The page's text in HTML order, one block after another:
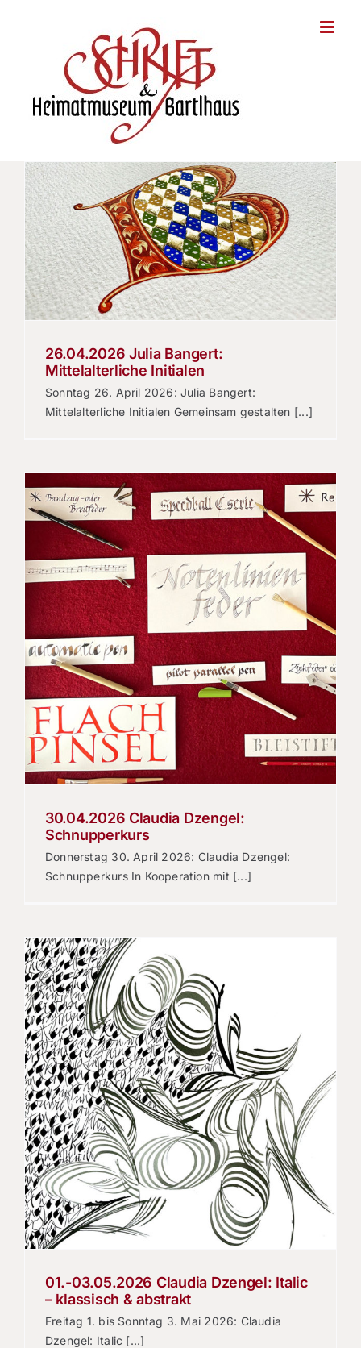
26.04.2026 Julia Bangert:
Mittelalterliche Initialen
Sonntag 26. April 2026: Julia Bangert:
Mittelalterliche Initialen Gemeinsam gestalten [...]
30.04.2026 Claudia Dzengel:
Schnupperkurs
Donnerstag 30. April 2026: Claudia Dzengel:
Schnupperkurs In Kooperation mit [...]
01.-03.05.2026 Claudia Dzengel: Italic
– klassisch & abstrakt
Freitag 1. bis Sonntag 3. Mai 2026: Claudia
Dzengel: Italic [...]